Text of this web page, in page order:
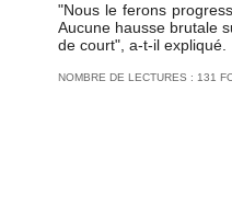
"Nous le ferons
Aucune hausse brutale
de court", a-t-il expliqué.
NOMBRE DE LECTURES : 131